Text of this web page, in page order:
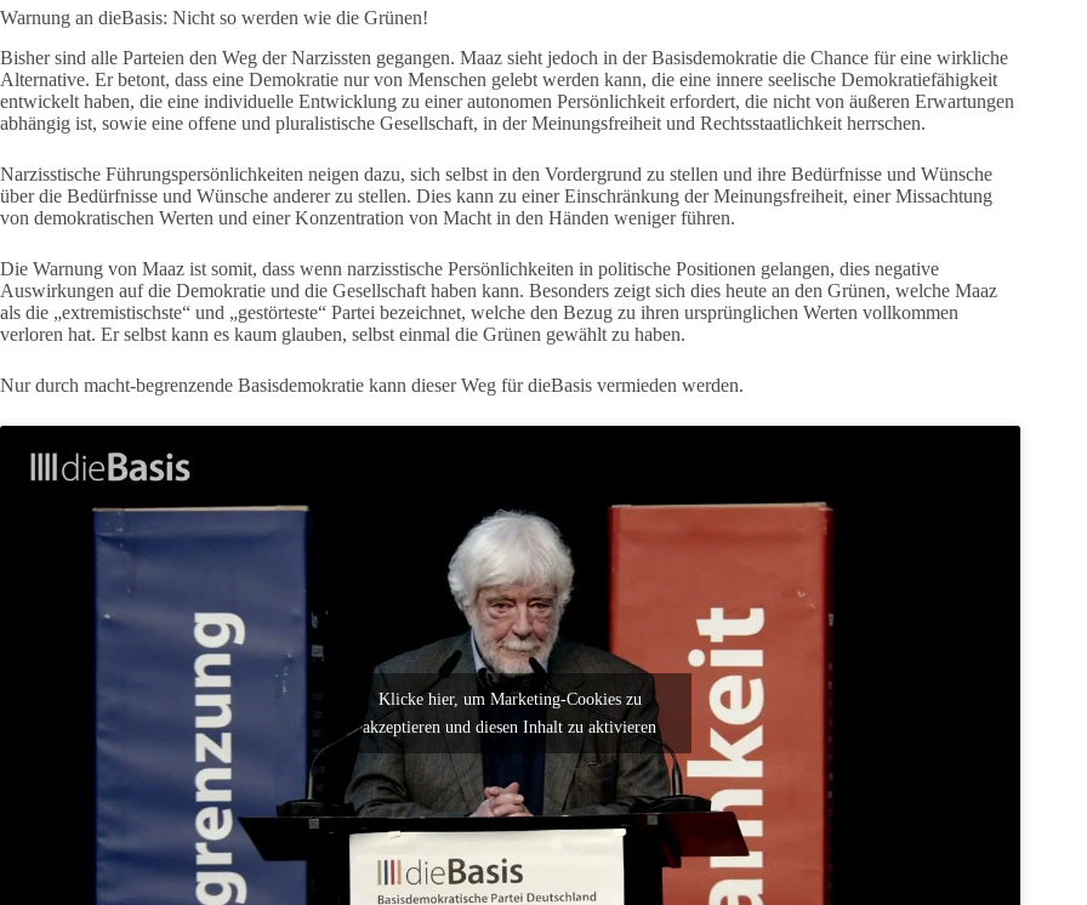
Warnung an dieBasis: Nicht so werden wie die Grünen!
Bisher sind alle Parteien den Weg der Narzissten gegangen. Maaz sieht jedoch in der Basisdemokratie die Chance für eine wirkliche
Alternative. Er betont, dass eine Demokratie nur von Menschen gelebt werden kann, die eine innere seelische Demokratiefähigkeit
entwickelt haben, die eine individuelle Entwicklung zu einer autonomen Persönlichkeit erfordert, die nicht von äußeren Erwartungen
abhängig ist, sowie eine offene und pluralistische Gesellschaft, in der Meinungsfreiheit und Rechtsstaatlichkeit herrschen.
Narzisstische Führungspersönlichkeiten neigen dazu, sich selbst in den Vordergrund zu stellen und ihre Bedürfnisse und Wünsche
über die Bedürfnisse und Wünsche anderer zu stellen. Dies kann zu einer Einschränkung der Meinungsfreiheit, einer Missachtung
von demokratischen Werten und einer Konzentration von Macht in den Händen weniger führen.
Die Warnung von Maaz ist somit, dass wenn narzisstische Persönlichkeiten in politische Positionen gelangen, dies negative
Auswirkungen auf die Demokratie und die Gesellschaft haben kann. Besonders zeigt sich dies heute an den Grünen, welche Maaz
als die „extremistischste“ und „gestörteste“ Partei bezeichnet, welche den Bezug zu ihren ursprünglichen Werten vollkommen
verloren hat. Er selbst kann es kaum glauben, selbst einmal die Grünen gewählt zu haben.
Nur durch macht-begrenzende Basisdemokratie kann dieser Weg für dieBasis vermieden werden.
Klicke hier, um Marketing-Cookies zu
akzeptieren und diesen Inhalt zu aktivieren